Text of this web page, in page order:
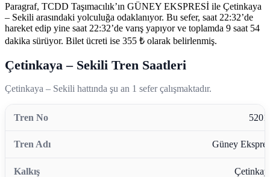
Paragraf, TCDD Taşımacılık’ın GÜNEY EKSPRESİ ile Çetinkaya
– Sekili arasındaki yolculuğa odaklanıyor. Bu sefer, saat 22:32’de
hareket edip yine saat 22:32’de varış yapıyor ve toplamda 9 saat 54
dakika sürüyor. Bilet ücreti ise 355 ₺ olarak belirlenmiş.
Çetinkaya – Sekili Tren Saatleri
Çetinkaya – Sekili hattında şu an 1 sefer çalışmaktadır.
Güney